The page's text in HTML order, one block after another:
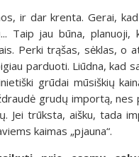
ir dar krenta. Gerai,
Taip jau būna, planuoji,
Perki trąšas, sėklas, o
parduoti. Liūdna, kad
grūdai mūsiškių
grudų importą, nes
Jei trūksta, aišku, tada
kaimas „pjauna“.